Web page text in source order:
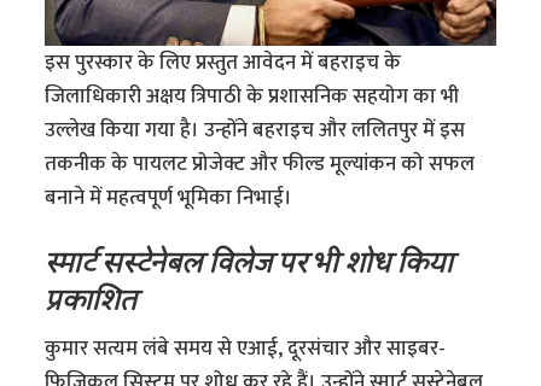
इस पुरस्कार के लिए प्रस्तुत आवेदन में बहराइच के
जिलाधिकारी अक्षय त्रिपाठी के प्रशासनिक सहयोग का भी
उल्लेख किया गया है। उन्होंने बहराइच और ललितपुर में इस
तकनीक के पायलट प्रोजेक्ट और फील्ड मूल्यांकन को सफल
बनाने में महत्वपूर्ण भूमिका निभाई।
स्मार्ट सस्टेनेबल विलेज पर भी शोध किया
प्रकाशित
कुमार सत्यम लंबे समय से एआई, दूरसंचार और साइबर-